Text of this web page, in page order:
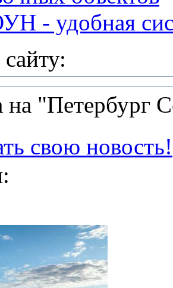
- удобная
на "Петербург
свою новость!